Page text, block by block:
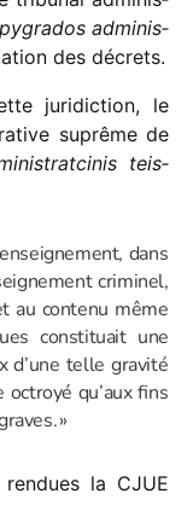
admi­nis­
des décrets.
juri­dic­tion, le
suprême de
teis­
dans
crimi­nel,
au contenu même
consti­tuait une
d’une telle gravité
qu’aux fins
»
la CJUE